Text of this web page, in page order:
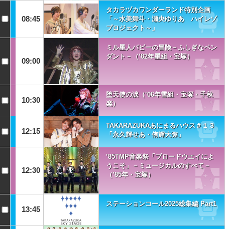
08:45
タカラヅカワンダーランド特別企画
「～水美舞斗・瀬央ゆりあ ハイレゾ
プロジェクト～」
09:00
ミル星人パピーの冒険－ふしぎなペン
ダント－（’82年星組・宝塚）
10:30
堕天使の涙（’06年雪組・宝塚・千秋
楽）
12:15
TAKARAZUKAあにまるハウス＃１３
「永久輝せあ・侑輝大弥」
12:30
’85TMP音楽祭「ブロードウエイによ
うこそ」－ミュージカルのすべて－
（’85年・宝塚）
13:45
ステーションコール2025総集編 Part1